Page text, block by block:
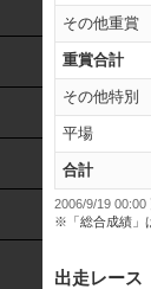
その他重賞
重賞合計
その他特別
平場
合計
2006/9/19 00:00
※「総合成績」
出走レース